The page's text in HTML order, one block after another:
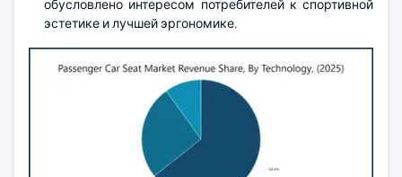
обусловлено интересом потребителей к спортивной
эстетике и лучшей эргономике.